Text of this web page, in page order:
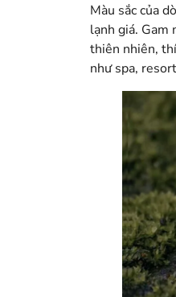
Màu sắc của
lạnh giá. Gam
thiên nhiên,
như spa,